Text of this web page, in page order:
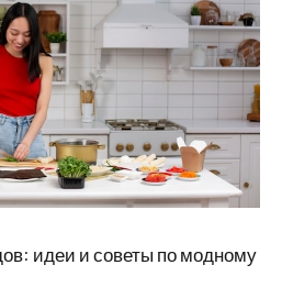
идеи и советы по модному